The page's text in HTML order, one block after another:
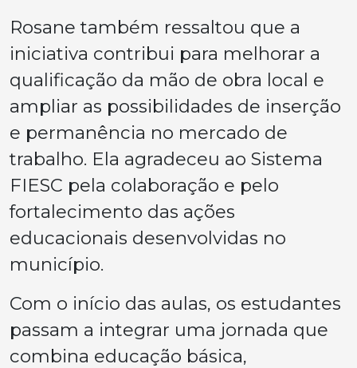
Rosane também ressaltou que a
iniciativa contribui para melhorar a
qualificação da mão de obra local e
ampliar as possibilidades de inserção
e permanência no mercado de
trabalho. Ela agradeceu ao Sistema
FIESC pela colaboração e pelo
fortalecimento das ações
educacionais desenvolvidas no
município.
Com o início das aulas, os estudantes
passam a integrar uma jornada que
combina educação básica,